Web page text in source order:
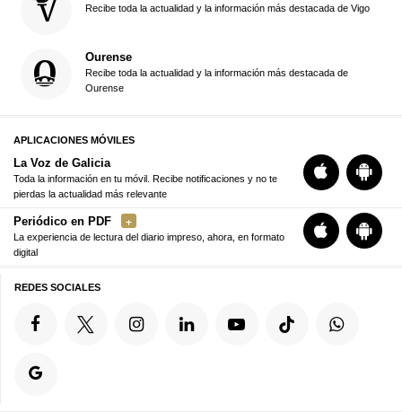
Recibe toda la actualidad y la información más destacada de Vigo
Ourense
Recibe toda la actualidad y la información más destacada de
Ourense
APLICACIONES MÓVILES
La Voz de Galicia
Toda la información en tu móvil. Recibe notificaciones y no te
pierdas la actualidad más relevante
Periódico en PDF
La experiencia de lectura del diario impreso, ahora, en formato
digital
REDES SOCIALES